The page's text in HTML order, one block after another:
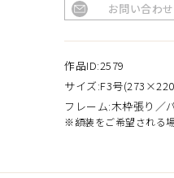
お問い合わせ
作品ID:2579
サイズ:F3号
フレーム:木枠張り／
※額装をご希望される